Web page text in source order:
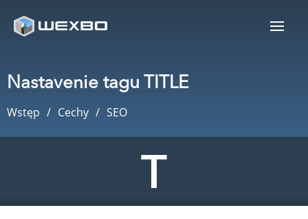
Nastavenie tagu TITLE
Wstęp Cechy SEO